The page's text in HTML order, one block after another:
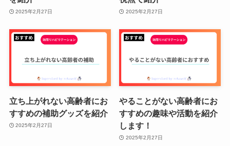
2025年2月27日 2025年2月27日
立ち上がれない高齢者にお
すすめの補助グッズを紹介
2025年2月27日
やることがない高齢者にお
すすめの趣味や活動を紹介
します！
2025年2月27日